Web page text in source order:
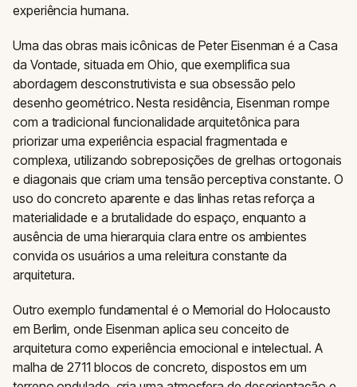
experiência humana.
Uma das obras mais icônicas de Peter Eisenman é a Casa
da Vontade, situada em Ohio, que exemplifica sua
abordagem desconstrutivista e sua obsessão pelo
desenho geométrico. Nesta residência, Eisenman rompe
com a tradicional funcionalidade arquitetônica para
priorizar uma experiência espacial fragmentada e
complexa, utilizando sobreposições de grelhas ortogonais
e diagonais que criam uma tensão perceptiva constante. O
uso do concreto aparente e das linhas retas reforça a
materialidade e a brutalidade do espaço, enquanto a
ausência de uma hierarquia clara entre os ambientes
convida os usuários a uma releitura constante da
arquitetura.
Outro exemplo fundamental é o Memorial do Holocausto
em Berlim, onde Eisenman aplica seu conceito de
arquitetura como experiência emocional e intelectual. A
malha de 2711 blocos de concreto, dispostos em um